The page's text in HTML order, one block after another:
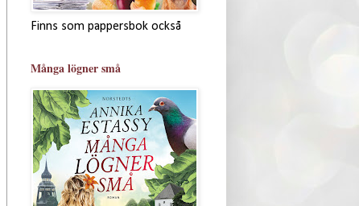
Finns som pappersbok också
Många lögner små